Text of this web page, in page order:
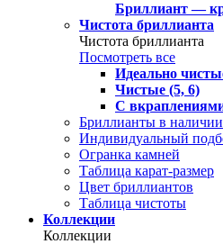
Бриллиант —
Чистота бриллианта
Чистота бриллианта
Посмотреть все
Идеально
Чистые (5, 6)
С
Бриллианты в наличии
Индивидуальный
Огранка камней
Таблица карат-размер
Цвет бриллиантов
Таблица чистоты
Коллекции
Коллекции